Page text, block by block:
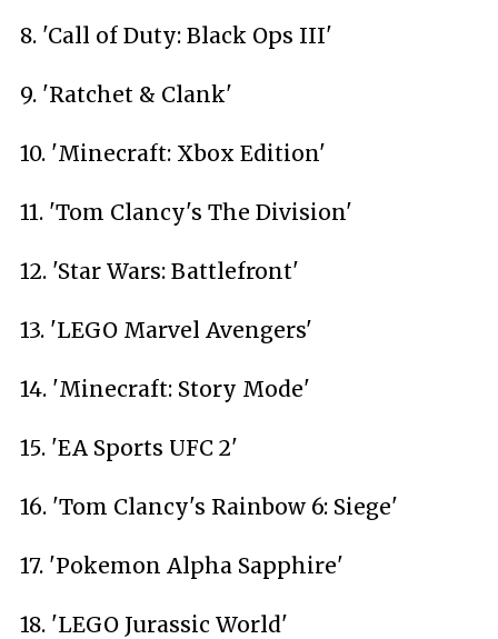
8. 'Call of Duty: Black Ops III'
9. 'Ratchet & Clank'
10. 'Minecraft: Xbox Edition'
11. 'Tom Clancy's The Division'
12. 'Star Wars: Battlefront'
13. 'LEGO Marvel Avengers'
14. 'Minecraft: Story Mode'
15. 'EA Sports UFC 2'
16. 'Tom Clancy's Rainbow 6: Siege'
17. 'Pokemon Alpha Sapphire'
18. 'LEGO Jurassic World'